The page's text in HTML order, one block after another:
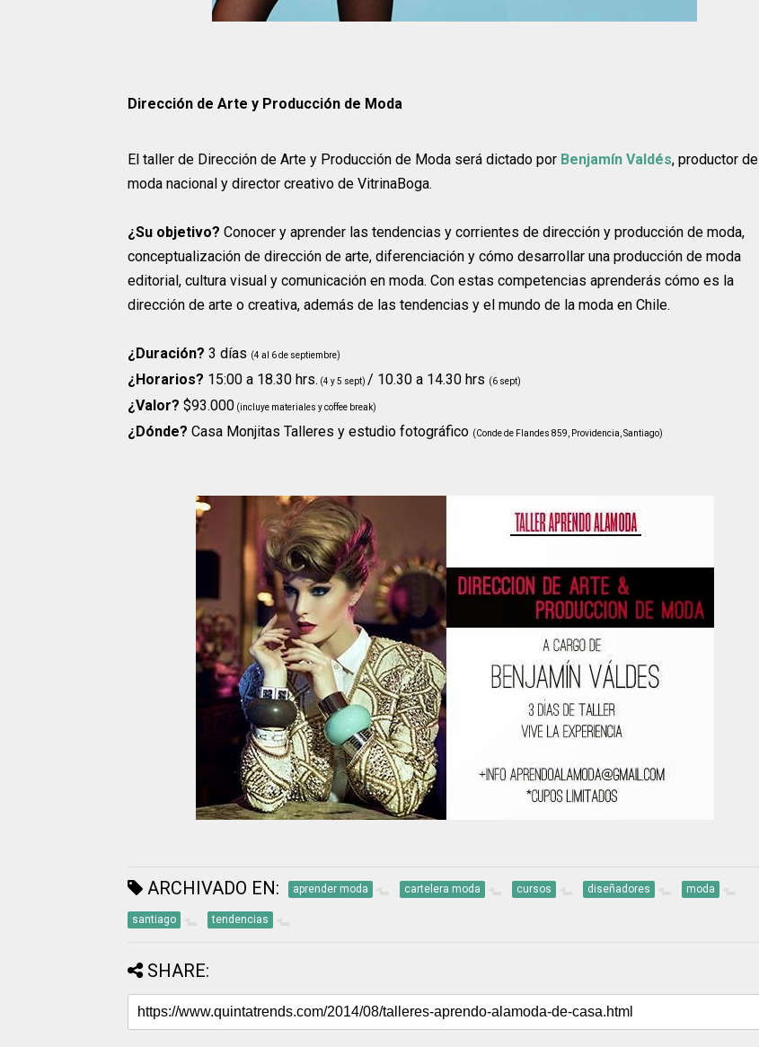
Dirección de Arte y Producción de Moda
El taller de Dirección de Arte y Producción de Moda será dictado por Benjamín Valdés, productor de
moda nacional y director creativo de VitrinaBoga.
¿Su objetivo? Conocer y aprender las tendencias y corrientes de dirección y producción de moda,
conceptualización de dirección de arte, diferenciación y cómo desarrollar una producción de moda
editorial, cultura visual y comunicación en moda. Con estas competencias aprenderás cómo es la
dirección de arte o creativa, además de las tendencias y el mundo de la moda en Chile.
¿Duración? 3 días (4 al 6 de septiembre)
¿Horarios? 15:00 a 18.30 hrs. (4 y 5 sept) / 10.30 a 14.30 hrs (6 sept)
¿Valor? $93.000 (incluye materiales y coffee break)
¿Dónde? Casa Monjitas Talleres y estudio fotográfico (Conde de Flandes 859, Providencia, Santiago)
ARCHIVADO EN: aprender moda cartelera moda cursos diseñadores moda
santiago tendencias
SHARE: